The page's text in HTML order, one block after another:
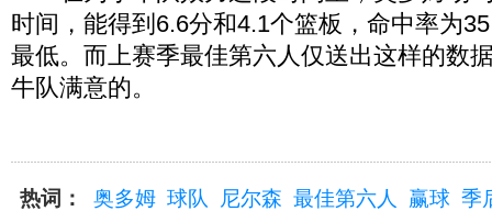
时间，能得到6.6分和4.1个篮板，命中率为
最低。而上赛季最佳第六人仅送出这样的数
牛队满意的。
热词： 奥多姆 球队 尼尔森 最佳第六人 赢球 季